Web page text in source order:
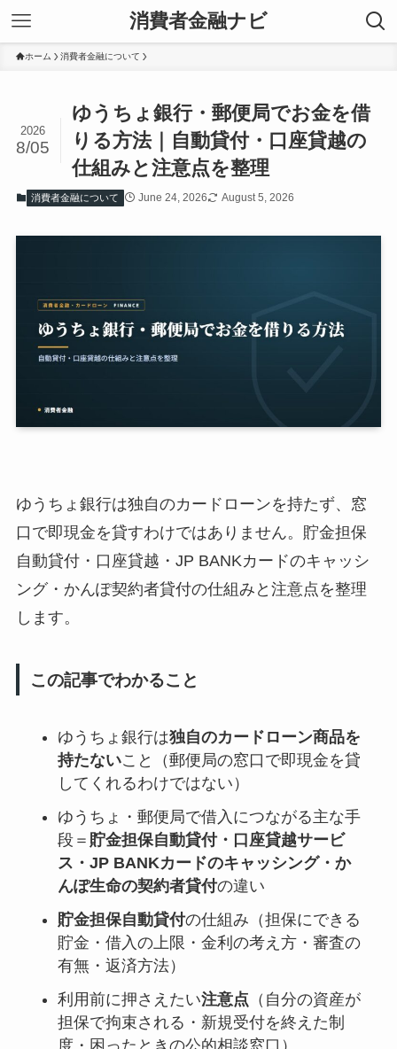
消費者金融ナビ
ホーム 消費者金融について
ゆうちょ銀行・郵便局でお金を借
りる方法｜自動貸付・口座貸越の
仕組みと注意点を整理
2026
8/05
消費者金融について June 24, 2026 August 5, 2026
ゆうちょ銀行は独自のカードローンを持たず、窓
口で即現金を貸すわけではありません。貯金担保
自動貸付・口座貸越・JP BANKカードのキャッシ
ング・かんぽ契約者貸付の仕組みと注意点を整理
します。
この記事でわかること
ゆうちょ銀行は独自のカードローン商品を
持たないこと（郵便局の窓口で即現金を貸
してくれるわけではない）
ゆうちょ・郵便局で借入につながる主な手
段＝ 貯金担保自動貸付・口座貸越サービ
ス・JP BANKカードのキャッシング・か
んぽ生命の契約者貸付の違い
貯金担保自動貸付の仕組み（担保にできる
貯金・借入の上限・金利の考え方・審査の
有無・返済方法）
利用前に押さえたい注意点 （自分の資産が
担保で拘束される・新規受付を終えた制